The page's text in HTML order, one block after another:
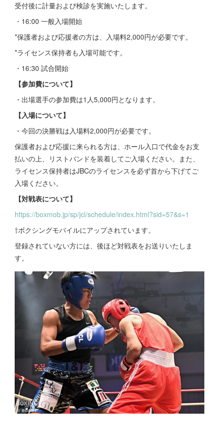
受付後に計量および検診を実施いたします。
・16:00 一般入場開始
*保護者および応援者の方は、入場料2,000円が必要です。
*ライセンス保持者も入場可能です。
・16:30 試合開始
【参加費について】
・出場選手の参加費は1人5,000円となります。
【入場について】
・今回の決勝戦は入場料2,000円が必要です。
保護者および応援に来られる方は、ホール入口で代金をお支
払いの上、リストバンドを装着してご入場ください。また、
ライセンス保持者はJBCのライセンスを必ず首から下げてご
入場ください。
【対戦表について】
https://boxmob.jp/sp/jcl/schedule/index.html?sid=57&s=1
⇧ボクシングモバイルにアップされています。
登録されていない方には、後ほど対戦表をお送りいたしま
す。